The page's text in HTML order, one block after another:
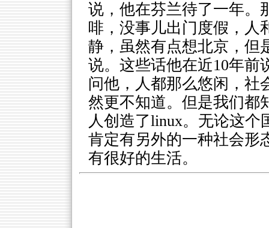
说，他在芬兰待了一年。
啡，没事儿出门度假，人
静，虽然有点想北京，但
说。这些话他在近10年前
问他，人都那么悠闲，社
然更不知道。但是我们都
人创造了linux。无论这
肯定有另外的一种社会形
有很好的生活。